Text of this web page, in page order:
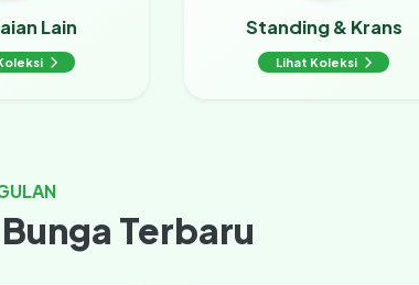
Lain Standing & Krans
Lihat Koleksi
Terbaru